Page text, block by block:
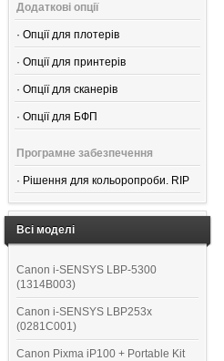
Додаткові опції
· Опції для плотерів
· Опції для принтерів
· Опції для сканерів
· Опції для БФП
Програмне забезпечення
· Рішення для кольоропроби. RIP
Всі моделі
Canon i-SENSYS LBP-5300
(1314B003)
Canon i-SENSYS LBP253x
(0281C001)
Canon Pixma iP100 + Portable Kit